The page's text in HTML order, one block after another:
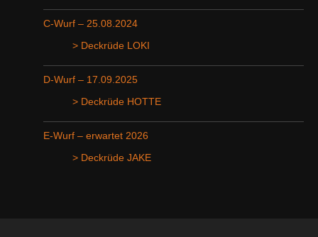
C-Wurf – 25.08.2024
> Deckrüde LOKI
D-Wurf – 17.09.2025
> Deckrüde HOTTE
E-Wurf – erwartet 2026
> Deckrüde JAKE